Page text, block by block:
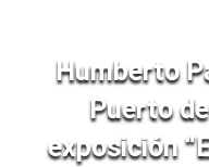
Humberto
Puerto
exposición